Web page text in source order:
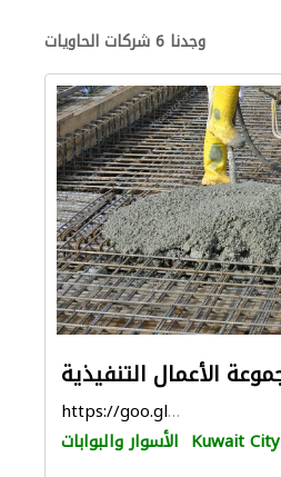
وجدنا 6 شركات الحاويات
https://goo.gl/maps/WQg3PGPo7GVYFbTg6
الأسوار والبوابات Kuwait City